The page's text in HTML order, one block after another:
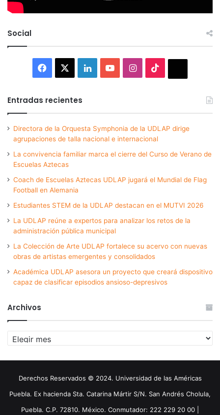
Social
Facebook LinkedInYouTubeInstagram
Entradas recientes
Directora de la Orquesta Symphonia de la UDLAP dirige
agrupaciones de talla nacional e internacional
La convivencia familiar marca el cierre del Curso de Verano de
Escuelas Aztecas
Coach de Escuelas Aztecas UDLAP jugará el Mundial de Flag
Football en Alemania
Estudiantes STEM de la UDLAP destacan en el MUTVI 2026
La UDLAP reúne a expertos para analizar los retos de la
administración pública municipal
La Colección de Arte UDLAP fortalece su acervo con nuevas
obras de artistas emergentes y consolidados
Académica UDLAP asesora un proyecto que creará dispositivo
capaz de clasificar episodios ansioso-depresivos
Archivos
Archivos
Derechos Reservados © 2024. Universidad de las Américas
Puebla. Ex hacienda Sta. Catarina Mártir S/N. San Andrés Cholula,
Puebla. C.P. 72810. México. Conmutador: 222 229 20 00 |